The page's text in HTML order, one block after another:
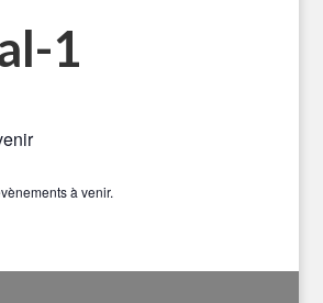
1
à venir.